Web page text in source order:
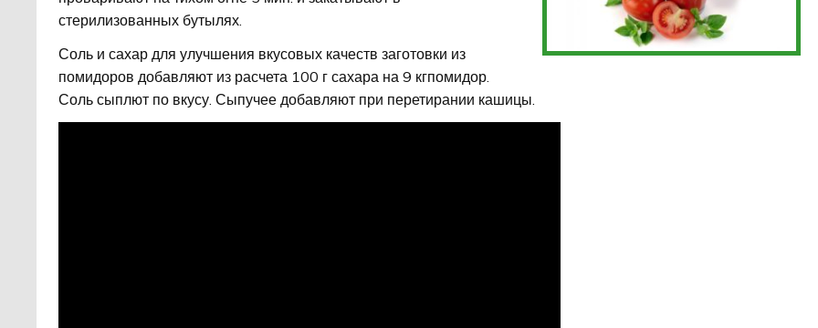
стерилизованных бутылях.
Соль и сахар для улучшения вкусовых качеств заготовки из
помидоров добавляют из расчета 100 г сахара на 9 кгпомидор.
Соль сыплют по вкусу. Сыпучее добавляют при перетирании кашицы.